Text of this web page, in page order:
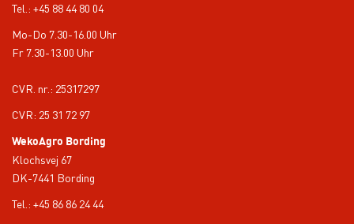
Tel.: +45 88 44 80 04
Mo-Do 7.30-16.00 Uhr
Fr 7.30-13.00 Uhr
CVR. nr.: 25317297
CVR: 25 31 72 97
WekoAgro Bording
Klochsvej 67
DK-7441 Bording
Tel.: +45 86 86 24 44